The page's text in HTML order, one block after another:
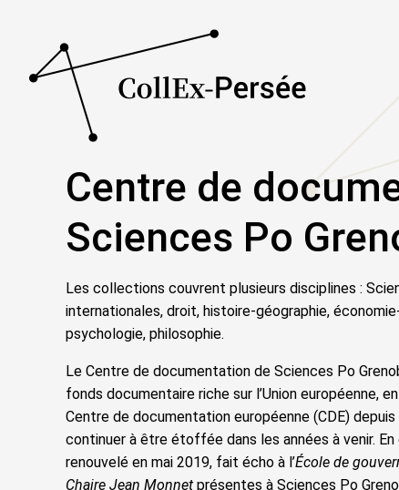
Centre de
Sciences Po
Les collections couvrent plusieurs disciplines :
internationales, droit, histoire-géographie,
psychologie, philosophie.
Le Centre de documentation de Sciences Po
fonds documentaire riche sur l’Union européenne,
Centre de documentation européenne (CDE)
continuer à être étoffée dans les années à venir.
renouvelé en mai 2019, fait écho à l’École de
Chaire Jean Monnet présentes à Sciences Po